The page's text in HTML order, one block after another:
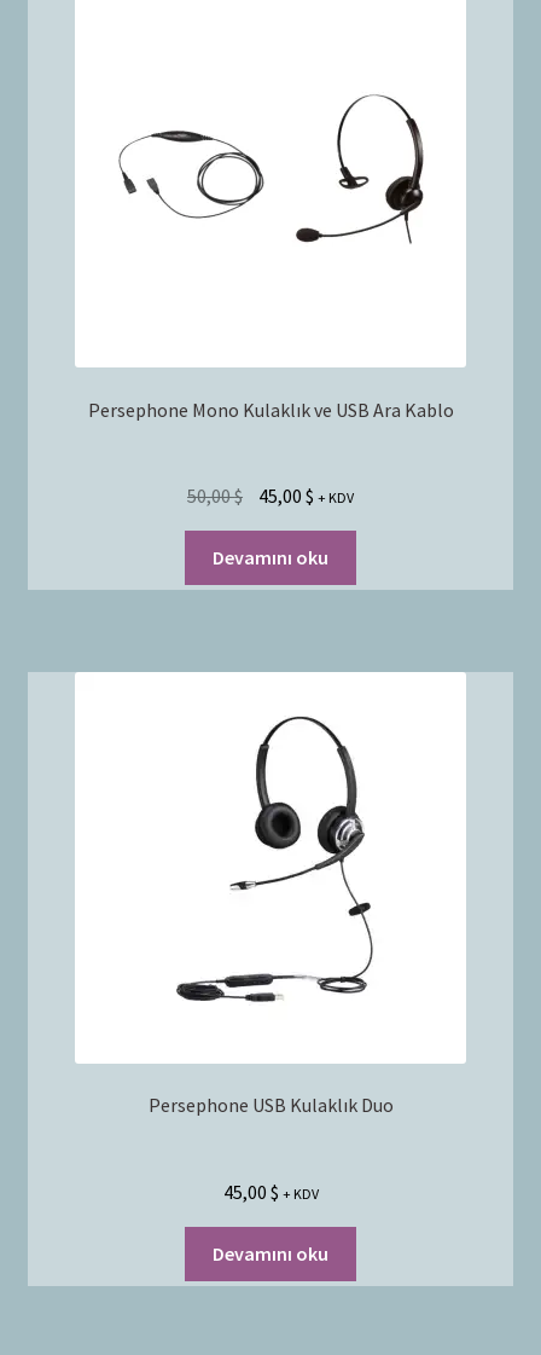
Persephone Mono Kulaklık ve USB Ara Kablo
50,00$ 45,00 $ + KDV
Devamını oku
Persephone USB Kulaklık Duo
45,00 $ + KDV
Devamını oku